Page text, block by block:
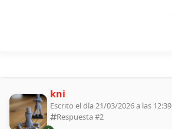
kni
Escrito el día 21/03/2026 a las 12:39
Respuesta #2